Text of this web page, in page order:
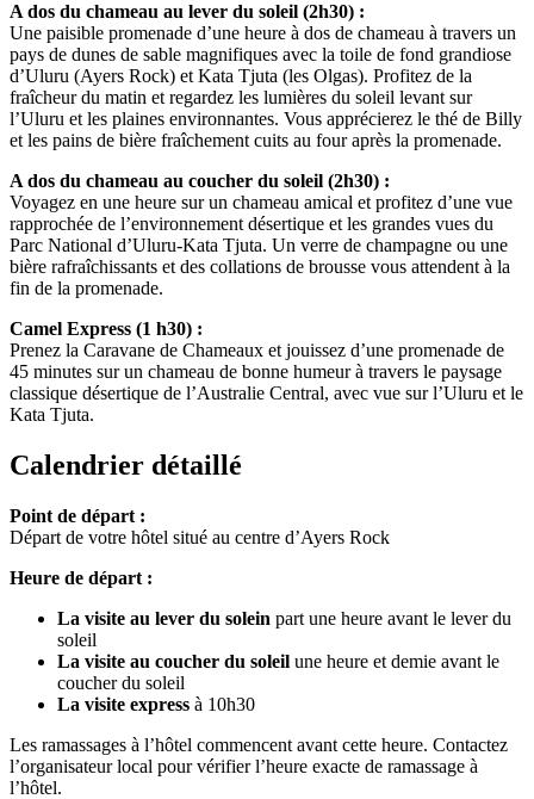
A dos du chameau au lever du soleil (2h30) :
Une paisible promenade d’une heure à dos de chameau à travers un
pays de dunes de sable magnifiques avec la toile de fond grandiose
d’Uluru (Ayers Rock) et Kata Tjuta (les Olgas). Profitez de la
fraîcheur du matin et regardez les lumières du soleil levant sur
l’Uluru et les plaines environnantes. Vous apprécierez le thé de Billy
et les pains de bière fraîchement cuits au four après la promenade.
A dos du chameau au coucher du soleil (2h30) :
Voyagez en une heure sur un chameau amical et profitez d’une vue
rapprochée de l’environnement désertique et les grandes vues du
Parc National d’Uluru-Kata Tjuta. Un verre de champagne ou une
bière rafraîchissants et des collations de brousse vous attendent à la
fin de la promenade.
Camel Express (1 h30) :
Prenez la Caravane de Chameaux et jouissez d’une promenade de
45 minutes sur un chameau de bonne humeur à travers le paysage
classique désertique de l’Australie Central, avec vue sur l’Uluru et le
Kata Tjuta.
Calendrier détaillé
Point de départ :
Départ de votre hôtel situé au centre d’Ayers Rock
Heure de départ :
La visite au lever du solein part une heure avant le lever du
soleil
La visite au coucher du soleil une heure et demie avant le
coucher du soleil
La visite express à 10h30
Les ramassages à l’hôtel commencent avant cette heure. Contactez
l’organisateur local pour vérifier l’heure exacte de ramassage à
l’hôtel.